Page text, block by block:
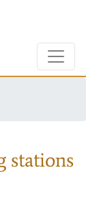
stations